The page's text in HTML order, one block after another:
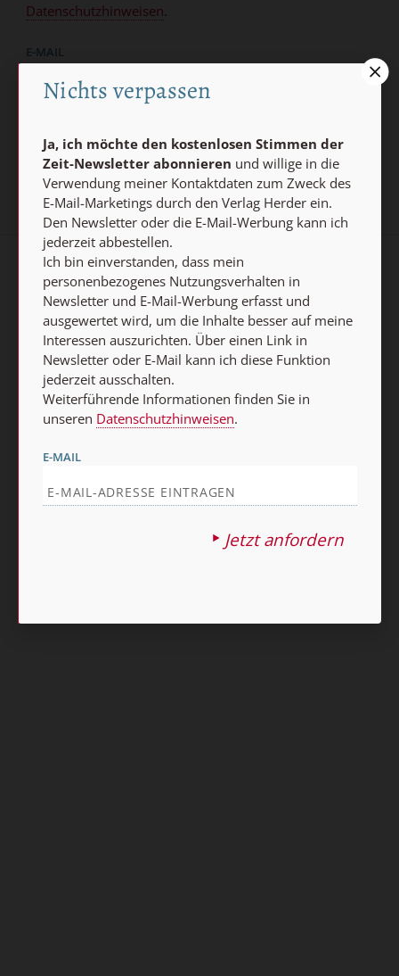
Datenschutzhinweisen.
E-MAIL
Jetzt anmelden
AGB und Widerrufsbelehrung Datenschutz
Barrierefreiheit Impressum
Vertrag widerrufen
Abo online kündigen
Nichts verpassen
Ja, ich möchte den kostenlosen Stimmen der
Zeit-Newsletter abonnieren und willige in die
Verwendung meiner Kontaktdaten zum Zweck des
E-Mail-Marketings durch den Verlag Herder ein.
Den Newsletter oder die E-Mail-Werbung kann ich
jederzeit abbestellen.
Ich bin einverstanden, dass mein
personenbezogenes Nutzungsverhalten in
Newsletter und E-Mail-Werbung erfasst und
ausgewertet wird, um die Inhalte besser auf meine
Interessen auszurichten. Über einen Link in
Newsletter oder E-Mail kann ich diese Funktion
jederzeit ausschalten.
Weiterführende Informationen finden Sie in
unseren Datenschutzhinweisen.
E-MAIL
Jetzt anfordern